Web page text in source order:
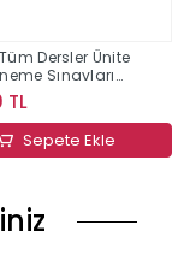
Tüm Dersler Ünite
Sınavları
Editör Yayınları
TL
Sepete Ekle